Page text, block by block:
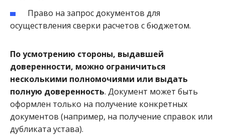
Право на запрос документов для
осуществления сверки расчетов с бюджетом.
По усмотрению стороны, выдавшей
доверенности, можно ограничиться
несколькими полномочиями или выдать
полную доверенность. Документ может быть
оформлен только на получение конкретных
документов (например, на получение справок или
дубликата устава).